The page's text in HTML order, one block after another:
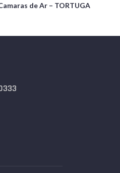
de Ar – TORTUGA